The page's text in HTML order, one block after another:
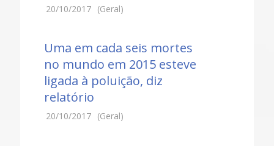
20/10/2017 (Geral)
Uma em cada seis mortes
no mundo em 2015 esteve
ligada à poluição, diz
relatório
20/10/2017 (Geral)